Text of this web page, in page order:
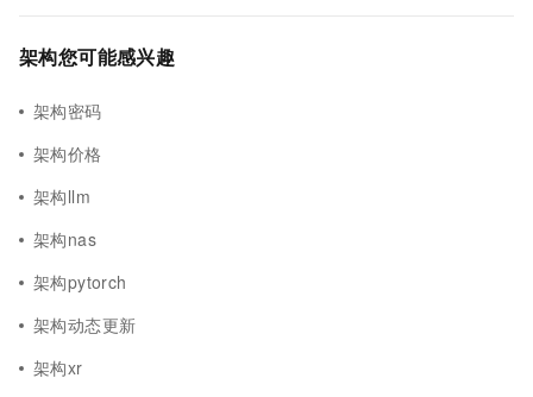
架构您可能感兴趣
架构密码
架构价格
架构llm
架构nas
架构pytorch
架构动态更新
架构xr